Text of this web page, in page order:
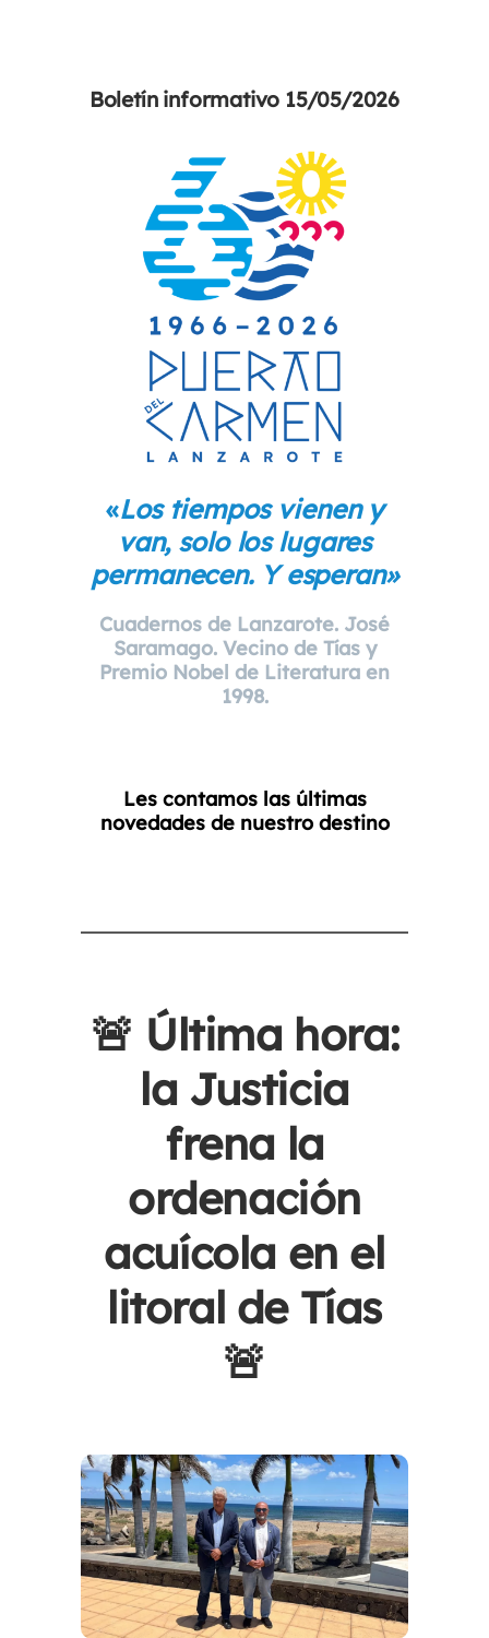
Boletín informativo 15/05/2026
«Los tiempos vienen y
van, solo los lugares
permanecen. Y esperan»
Cuadernos de Lanzarote. José
Saramago. Vecino de Tías y
Premio Nobel de Literatura en
1998.
Les contamos las últimas
novedades de nuestro destino
🚨 Última hora:
la Justicia
frena la
ordenación
acuícola en el
litoral de Tías
🚨